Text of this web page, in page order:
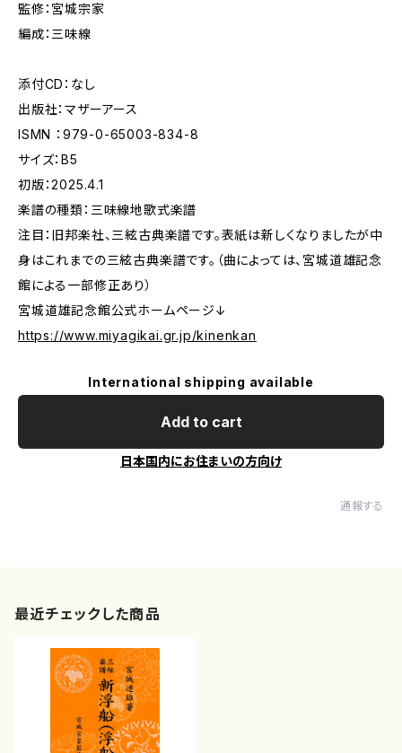
監修：宮城宗家
編成：三味線
添付CD：なし
出版社：マザーアース
ISMN ：979-0-65003-834-8
サイズ：B5
初版：2025.4.1
楽譜の種類：三味線地歌式楽譜
注目：旧邦楽社、三絃古典楽譜です。表紙は新しくなりましたが中
身はこれまでの三絃古典楽譜です。（曲によっては、宮城道雄記念
館による一部修正あり）
宮城道雄記念館公式ホームページ↓
https://www.miyagikai.gr.jp/kinenkan
International shipping available
Add to cart
日本国内にお住まいの方向け
通報する
最近チェックした商品